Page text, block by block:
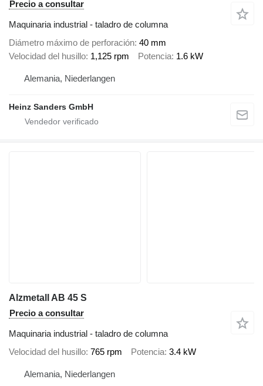
Precio a consultar
Maquinaria industrial - taladro de columna
Diámetro máximo de perforación 40 mm
Velocidad del husillo 1,125 rpm Potencia 1.6 kW
Alemania, Niederlangen
Heinz Sanders GmbH
Alzmetall AB 45 S
Precio a consultar
Maquinaria industrial - taladro de columna
Velocidad del husillo 765 rpm Potencia 3.4 kW
Alemania, Niederlangen